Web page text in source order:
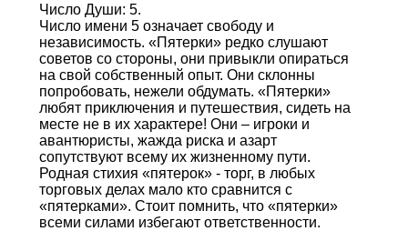
Число Души: 5.
Число имени 5 означает свободу и
независимость. «Пятерки» редко слушают
советов со стороны, они привыкли опираться
на свой собственный опыт. Они склонны
попробовать, нежели обдумать. «Пятерки»
любят приключения и путешествия, сидеть на
месте не в их характере! Они – игроки и
авантюристы, жажда риска и азарт
сопутствуют всему их жизненному пути.
Родная стихия «пятерок» - торг, в любых
торговых делах мало кто сравнится с
«пятерками». Стоит помнить, что «пятерки»
всеми силами избегают ответственности.